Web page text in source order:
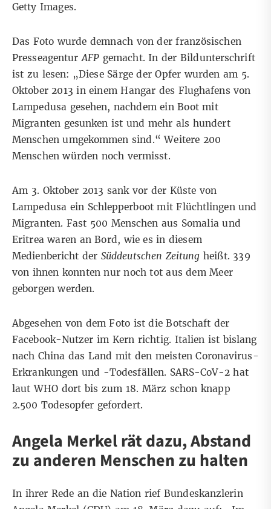
Getty Images.
Das Foto wurde demnach von der französischen
Presseagentur AFP gemacht. In der Bildunterschrift
ist zu lesen: „Diese Särge der Opfer wurden am 5.
Oktober 2013 in einem Hangar des Flughafens von
Lampedusa gesehen, nachdem ein Boot mit
Migranten gesunken ist und mehr als hundert
Menschen umgekommen sind.“ Weitere 200
Menschen würden noch vermisst.
Am 3. Oktober 2013 sank vor der Küste von
Lampedusa ein Schlepperboot mit Flüchtlingen und
Migranten. Fast 500 Menschen aus Somalia und
Eritrea waren an Bord, wie es in diesem
Medienbericht der Süddeutschen Zeitung heißt. 339
von ihnen konnten nur noch tot aus dem Meer
geborgen werden.
Abgesehen von dem Foto ist die Botschaft der
Facebook-Nutzer im Kern richtig. Italien ist bislang
nach China das Land mit den meisten Coronavirus-
Erkrankungen und -Todesfällen. SARS-CoV-2 hat
laut WHO dort bis zum 18. März schon knapp
2.500 Todesopfer gefordert.
Angela Merkel rät dazu, Abstand
zu anderen Menschen zu halten
In ihrer Rede an die Nation rief Bundeskanzlerin